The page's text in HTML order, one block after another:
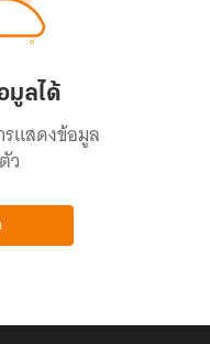
มูลได้
แสดงข้อมูล
ว